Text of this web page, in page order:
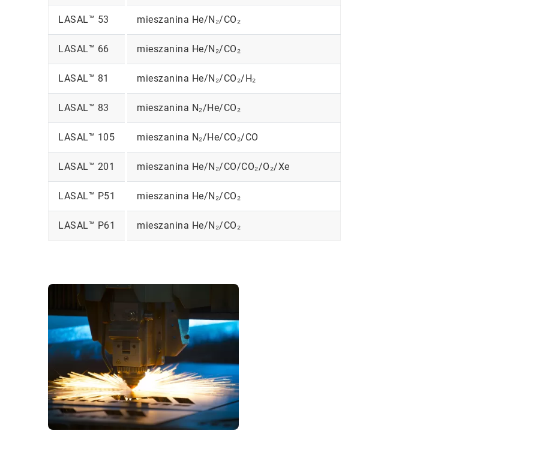
LASAL™ 53 mieszanina He/N₂/CO₂
LASAL™ 66 mieszanina He/N₂/CO₂
LASAL™ 81 mieszanina He/N₂/CO₂/H₂
LASAL™ 83 mieszanina N₂/He/CO₂
LASAL™ 105 mieszanina N₂/He/CO₂/CO
LASAL™ 201 mieszanina He/N₂/CO/CO₂/O₂/Xe
LASAL™ P51 mieszanina He/N₂/CO₂
LASAL™ P61 mieszanina He/N₂/CO₂